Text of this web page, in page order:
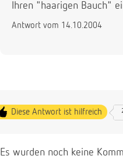
Ihren "haarigen Bauch"
Antwort vom 14.10.2004
Diese Antwort ist hilfreich
Es wurden noch keine